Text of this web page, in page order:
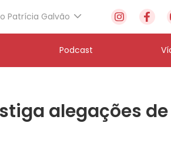
Patrícia Galvão
Podcast
alegações de